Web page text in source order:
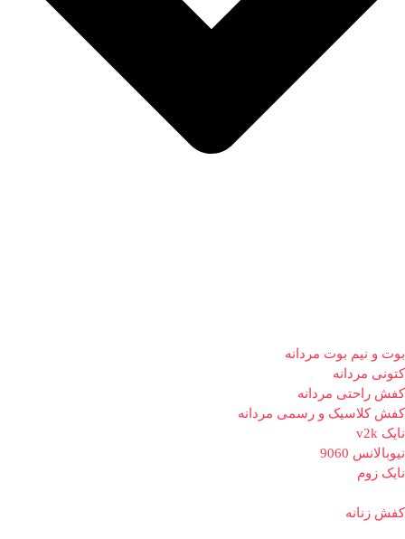
بوت و نیم بوت مردانه
کتونی مردانه
کفش راحتی مردانه
کفش کلاسیک و رسمی مردانه
نایک v2k
نیوبالانس 9060
نایک زوم
کفش زنانه